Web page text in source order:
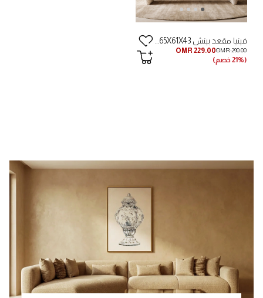
OMR 229.00OMR 290.00
(21% خصم)